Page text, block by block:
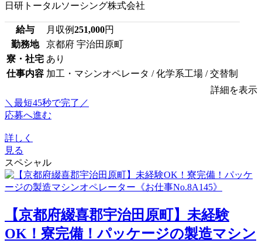
日研トータルソーシング株式会社
給与 月収例251,000円
勤務地
京都府 宇治田原町
寮・社宅 あり
仕事内容 加工・マシンオペレータ / 化学系工場 / 交替制
詳細を表示
＼最短45秒で完了／
応募へ進む
詳しく
見る
スペシャル
【京都府綴喜郡宇治田原町】未経験
OK！寮完備！パッケージの製造マシン